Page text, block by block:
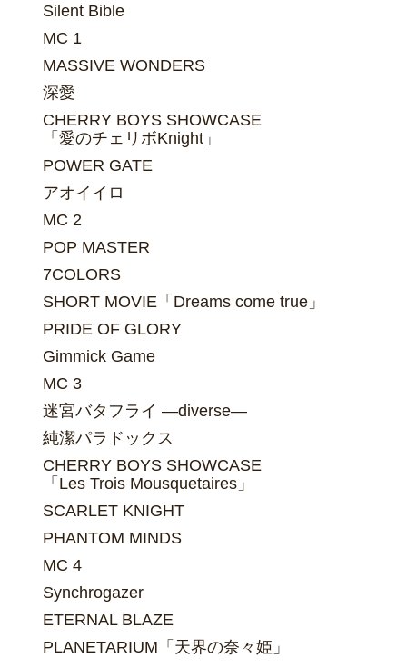
Silent Bible
MC 1
MASSIVE WONDERS
深愛
CHERRY BOYS SHOWCASE
「愛のチェリボKnight」
POWER GATE
アオイイロ
MC 2
POP MASTER
7COLORS
SHORT MOVIE「Dreams come true」
PRIDE OF GLORY
Gimmick Game
MC 3
迷宮バタフライ ―diverse―
純潔パラドックス
CHERRY BOYS SHOWCASE
「Les Trois Mousquetaires」
SCARLET KNIGHT
PHANTOM MINDS
MC 4
Synchrogazer
ETERNAL BLAZE
PLANETARIUM「天界の奈々姫」